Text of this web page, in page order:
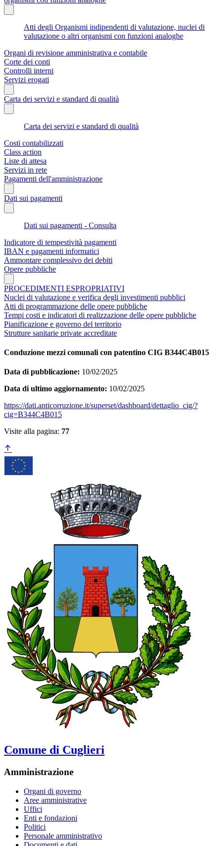
Atti degli Organismi indipendenti di valutazione, nuclei di
valutazione o altri organismi con funzioni analoghe
Organi di revisione amministrativa e contabile
Corte dei conti
Controlli interni
Servizi erogati
Carta dei servizi e standard di qualità
Carta dei servizi e standard di qualità
Costi contabilizzati
Class action
Liste di attesa
Servizi in rete
Pagamenti dell'amministrazione
Dati sui pagamenti
Dati sui pagamenti - Consulta
Indicatore di tempestività pagamenti
IBAN e pagamenti informatici
Ammontare complessivo dei debiti
Opere pubbliche
PROCEDIMENTI ESPROPRIATIVI
Nuclei di valutazione e verifica degli investimenti pubblici
Atti di programmazione delle opere pubbliche
Tempi costi e indicatori di realizzazione delle opere pubbliche
Pianificazione e governo del territorio
Strutture sanitarie private accreditate
Conduzione mezzi comunali con patentino CIG B344C4B015
Data di pubblicazione: 10/02/2025
Data di ultimo aggiornamento: 10/02/2025
https://dati.anticorruzione.it/superset/dashboard/dettaglio_cig/?
cig=B344C4B015
Visite alla pagina: 77
Comune di Cuglieri
Amministrazione
Organi di governo
Aree amministrative
Uffici
Enti e fondazioni
Politici
Personale amministrativo